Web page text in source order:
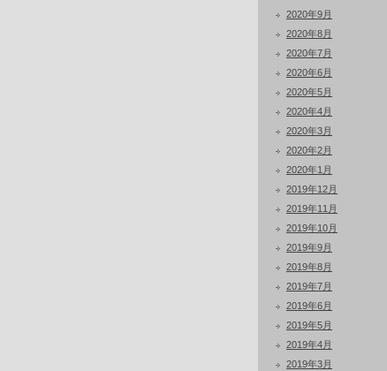
2020年9月
2020年8月
2020年7月
2020年6月
2020年5月
2020年4月
2020年3月
2020年2月
2020年1月
2019年12月
2019年11月
2019年10月
2019年9月
2019年8月
2019年7月
2019年6月
2019年5月
2019年4月
2019年3月